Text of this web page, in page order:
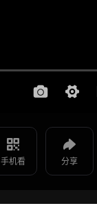
手机看 分享
如遇无法播放请提交给我们